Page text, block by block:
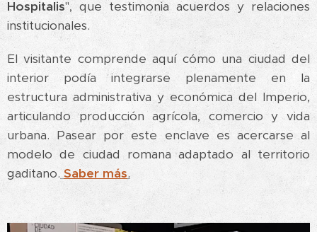
Hospitalis", que testimonia acuerdos y relaciones
institucionales.
El visitante comprende aquí cómo una ciudad del
interior podía integrarse plenamente en la
estructura administrativa y económica del Imperio,
articulando producción agrícola, comercio y vida
urbana. Pasear por este enclave es acercarse al
modelo de ciudad romana adaptado al territorio
gaditano. Saber más.